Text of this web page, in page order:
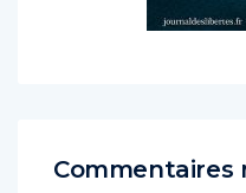
Commentaires